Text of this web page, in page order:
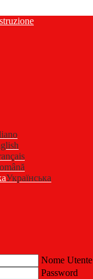
Українська
Nome Utente
Password